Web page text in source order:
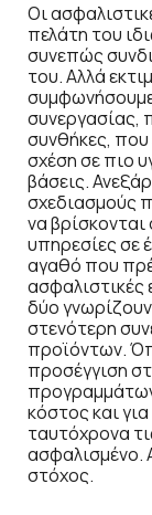
Οι
πελάτη του
συνεπώς
του. Αλλά
συνεργασίας,
συνθήκες, που
σχέση σε πιο
βάσεις.
σχεδιασμούς
να
υπηρεσίες σε
αγαθό που
ασφαλιστικές
δύο
στενότερη
προϊόντων.
προσέγγιση
κόστος και
ταυτόχρονα
ασφαλισμένο.
στόχος.